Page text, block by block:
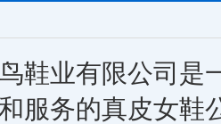
鞋业有限公司是
服务的真皮女鞋